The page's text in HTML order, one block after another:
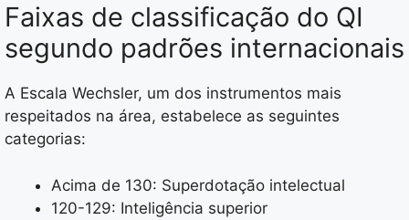
Faixas de classificação do QI
segundo padrões internacionais
A Escala Wechsler, um dos instrumentos mais
respeitados na área, estabelece as seguintes
categorias:
Acima de 130: Superdotação intelectual
120-129: Inteligência superior